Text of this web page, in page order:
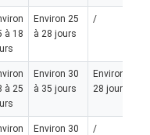
à 18
Environ 25
à 28 jours
/
à 25
Environ 30
à 35 jours
Environ 25 à
28 jours
Environ 30
/